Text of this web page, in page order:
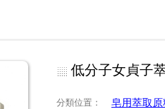
低分子女貞子
分類位置 ： 皂用萃取